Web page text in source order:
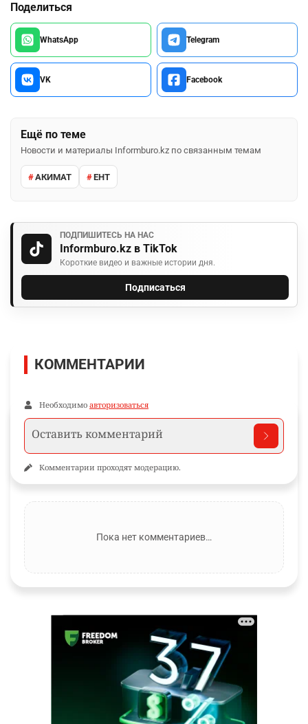
Поделиться
WhatsApp Telegram
VK Facebook
Ещё по теме
Новости и материалы Informburo.kz по связанным темам
АКИМАТ ЕНТ
ПОДПИШИТЕСЬ НА НАС
Informburo.kz в TikTok
Короткие видео и важные истории дня.
Подписаться
КОММЕНТАРИИ
Необходимо авторизоваться
Комментарии проходят модерацию.
Пока нет комментариев…